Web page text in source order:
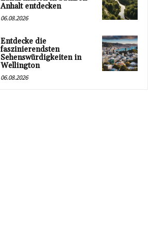
Anhalt entdecken
06.08.2026
Entdecke die
faszinierendsten
Sehenswürdigkeiten in
Wellington
06.08.2026